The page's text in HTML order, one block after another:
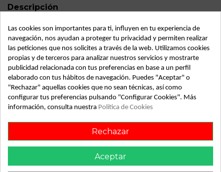
Descripción
Recambio de transmision delantera derecha para audi a2
(8z) | 0.00 - 0.05 | 0.00 - 0.05 referencia OEM IAM
Vehículo de origen
Las cookies son importantes para ti, influyen en tu experiencia de
navegación, nos ayudan a proteger tu privacidad y permiten realizar
las peticiones que nos solicites a través de la web. Utilizamos cookies
propias y de terceros para analizar nuestros servicios y mostrarte
publicidad relacionada con tus preferencias en base a un perfil
elaborado con tus hábitos de navegación. Puedes "Aceptar" o
"Rechazar" aquellas cookies que no sean técnicas, así como
configurar tus preferencias pulsando "Configurar Cookies". Más
información, consulta nuestra Política de Cookies
Rechazar
Aceptar